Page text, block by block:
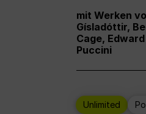
mit Werken
Gísladóttir,
Cage,
Puccini
Unlimited